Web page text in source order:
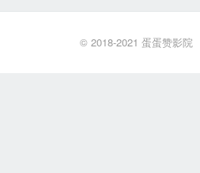
© 2018-2021 蛋蛋赞影院